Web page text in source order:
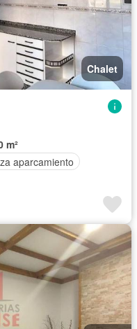
Chalet
m²
aparcamiento